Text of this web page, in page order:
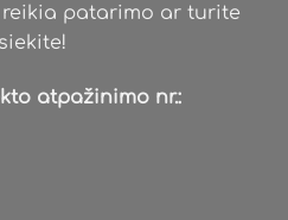
reikia patarimo ar turite
atpažinimo nr.: